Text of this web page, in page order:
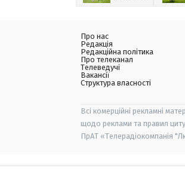
Про нас
Редакція
Редакційна політика
Про телеканал
Телеведучі
Вакансії
Структура власності
Всі комерційні рекламні
щодо реклами та правил
ПрАТ «Телерадіокомпанія